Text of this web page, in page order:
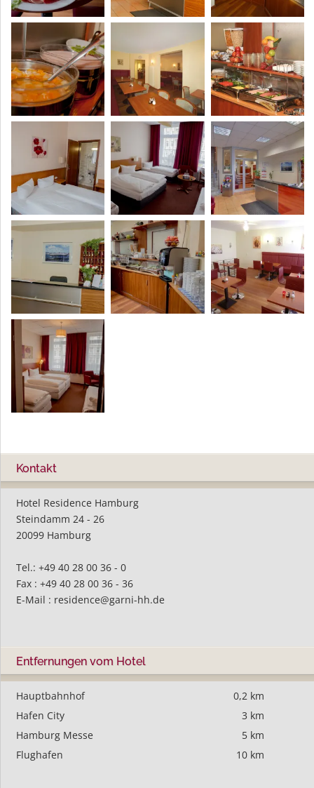
Kontakt
Hotel Residence Hamburg
Steindamm 24 - 26
20099 Hamburg
Tel.: +49 40 28 00 36 - 0
Fax : +49 40 28 00 36 - 36
E-Mail : residence@garni-hh.de
Entfernungen vom Hotel
Hauptbahnhof
0,2 km
Hafen City
3 km
Hamburg Messe
5 km
Flughafen
10 km